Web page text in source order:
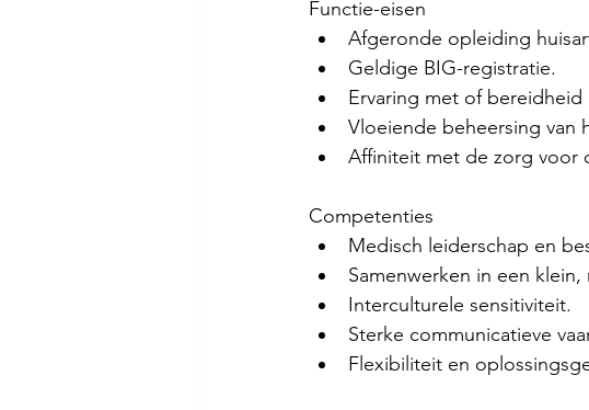
Functie-eisen
Afgeronde opleiding
Geldige BIG-registratie.
Ervaring met of
Vloeiende beheersing van
Affiniteit met de zorg voor
Competenties
Medisch leiderschap en
Samenwerken in een
Interculturele sensitiviteit.
Sterke communicatieve
Flexibiliteit en